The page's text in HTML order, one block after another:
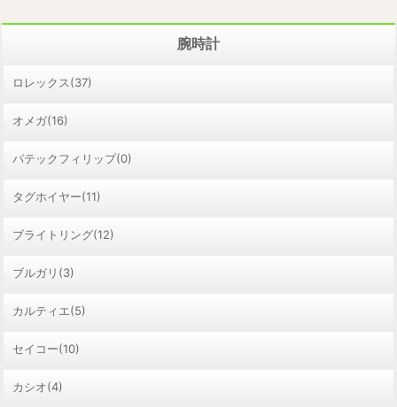
腕時計
ロレックス(37)
オメガ(16)
パテックフィリップ(0)
タグホイヤー(11)
ブライトリング(12)
ブルガリ(3)
カルティエ(5)
セイコー(10)
カシオ(4)